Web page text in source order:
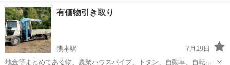
します。 https://lin.ee/V5g2VWTE 金のインゴット分割サービス取次店
（節税対策） 『遺品整理士』です。断捨離、生前整理、 ご自...
熊本 熊本市 祇園橋駅 リサイクルショップ
有価物引き取り
熊本駅
7月19日
地金等まとめてある物、農業ハウスパイプ、トタン、自動車、自転